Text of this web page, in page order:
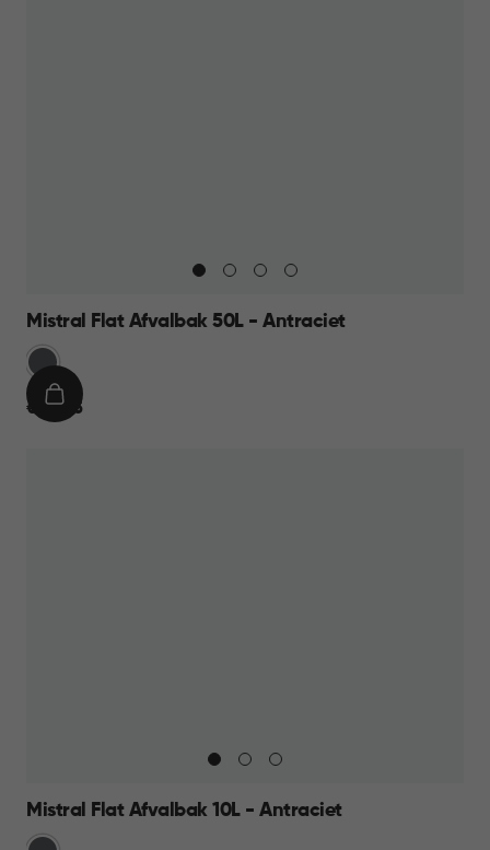
Mistral Flat Afvalbak 50L - Antraciet
Anthraciet
€
€ 23,95
IN
Mistral Flat Afvalbak 10L - Antraciet